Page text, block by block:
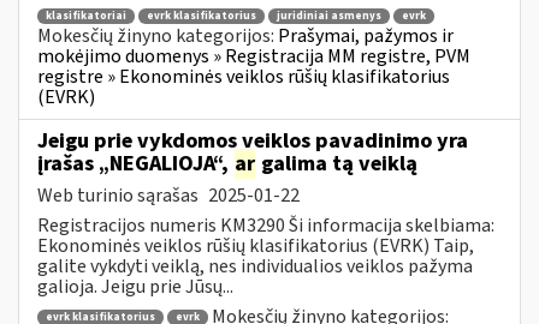
klasifikatoriai evrk klasifikatorius juridiniai asmenys evrk
Mokesčių žinyno kategorijos: Prašymai, pažymos ir
mokėjimo duomenys » Registracija MM registre, PVM
registre » Ekonominės veiklos rūšių klasifikatorius
(EVRK)
Jeigu prie vykdomos veiklos pavadinimo yra
įrašas „NEGALIOJA“, ar galima tą veiklą
Web turinio sąrašas 2025-01-22
Registracijos numeris KM3290 Ši informacija skelbiama:
Ekonominės veiklos rūšių klasifikatorius (EVRK) Taip,
galite vykdyti veiklą, nes individualios veiklos pažyma
galioja. Jeigu prie Jūsų...
evrk klasifikatorius evrk Mokesčių žinyno kategorijos: